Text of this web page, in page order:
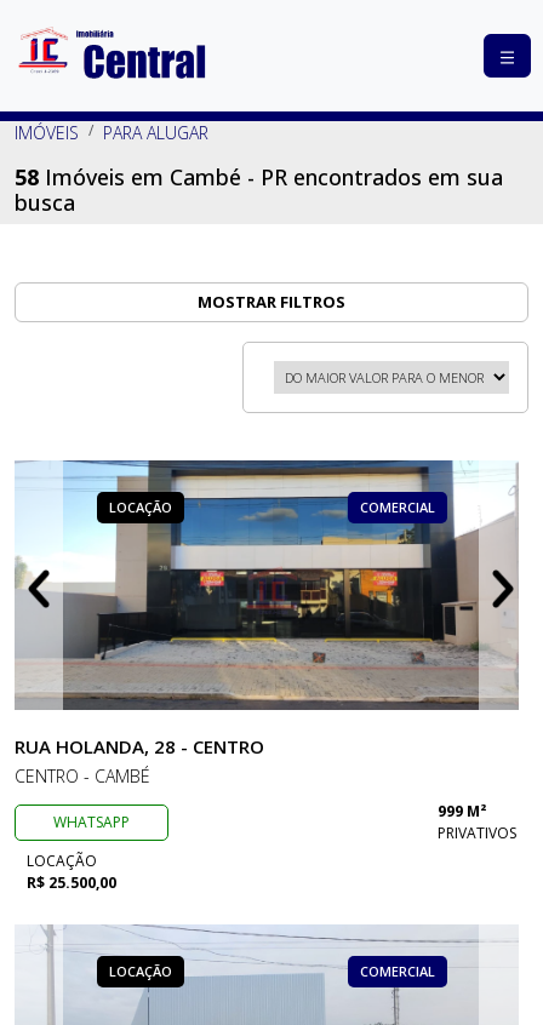
COMPRAR
LANÇAMENTOS
IMÓVEIS PARA ALUGAR
58 Imóveis em Cambé - PR encontrados em sua
busca
MOSTRAR FILTROS
LOCAÇÃO COMERCIAL
RUA HOLANDA, 28 - CENTRO
CENTRO - CAMBÉ
WHATSAPP
999 M²
PRIVATIVOS
LOCAÇÃO
R$ 25.500,00
LOCAÇÃO COMERCIAL